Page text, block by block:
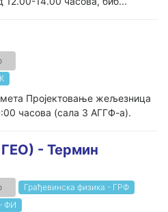
Пројектовање жељезница
часова (сала 3 АГГФ-а).
- Термин
Грађевинска физика - ГРФ
ФИ